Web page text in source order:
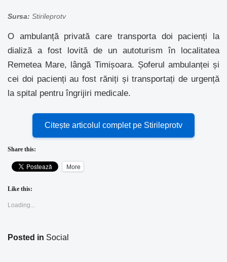
Sursa: Stirileprotv
O ambulanță privată care transporta doi pacienți la
dializă a fost lovită de un autoturism în localitatea
Remetea Mare, lângă Timișoara. Șoferul ambulanței și
cei doi pacienți au fost răniți și transportați de urgență
la spital pentru îngrijiri medicale.
Citește articolul complet pe Stirileprotv
Share this:
More
Like this:
Loading...
Posted in Social